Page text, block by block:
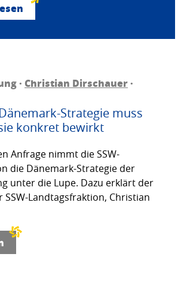
· Christian Dirschauer·
Strategie muss
konkret bewirkt
Anfrage nimmt die SSW-
die Dänemark-Strategie der
unter die Lupe. Dazu erklärt der
SSW-Landtagsfraktion, Christian